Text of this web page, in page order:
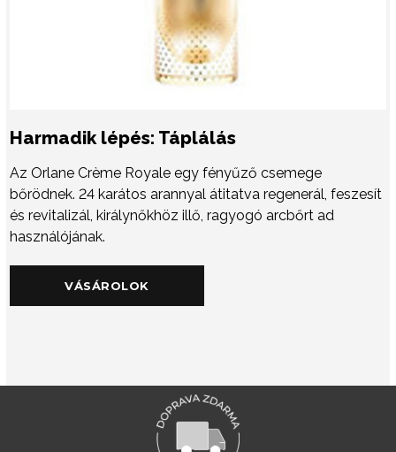
Harmadik lépés: Táplálás
Az Orlane Crème Royale egy fényűző csemege
bőrödnek. 24 karátos arannyal átitatva regenerál, feszesít
és revitalizál, királynőkhöz illő, ragyogó arcbőrt ad
használójának.
VÁSÁROLOK